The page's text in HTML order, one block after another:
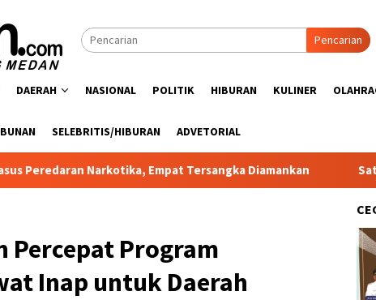
Pencarian
DAERAH NASIONAL POLITIK HIBURAN KULINER
SELEBRITIS/HIBURAN ADVETORIAL
Empat Tersangka Diamankan Satgas PRR Pacu
Percepat Program
Inap untuk Daerah